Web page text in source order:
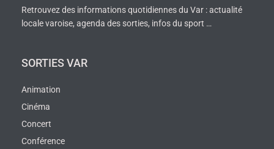
Retrouvez des informations quotidiennes du Var : actualité
locale varoise, agenda des sorties, infos du sport …
SORTIES VAR
Animation
Cinéma
Concert
Conférence